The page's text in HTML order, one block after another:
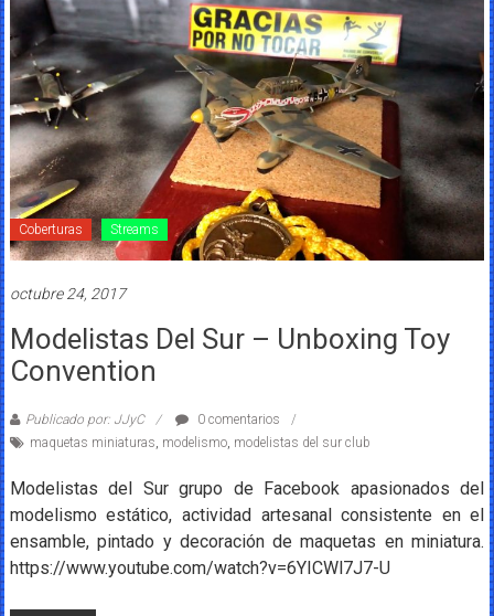
Coberturas Streams
octubre 24, 2017
Modelistas Del Sur – Unboxing Toy
Convention
Publicado por: JJyC
0 comentarios
maquetas miniaturas modelismo, modelistas del sur club
Modelistas del Sur grupo de Facebook apasionados del
modelismo estático, actividad artesanal consistente en el
ensamble, pintado y decoración de maquetas en miniatura.
https://www.youtube.com/watch?v=6YICWl7J7-U